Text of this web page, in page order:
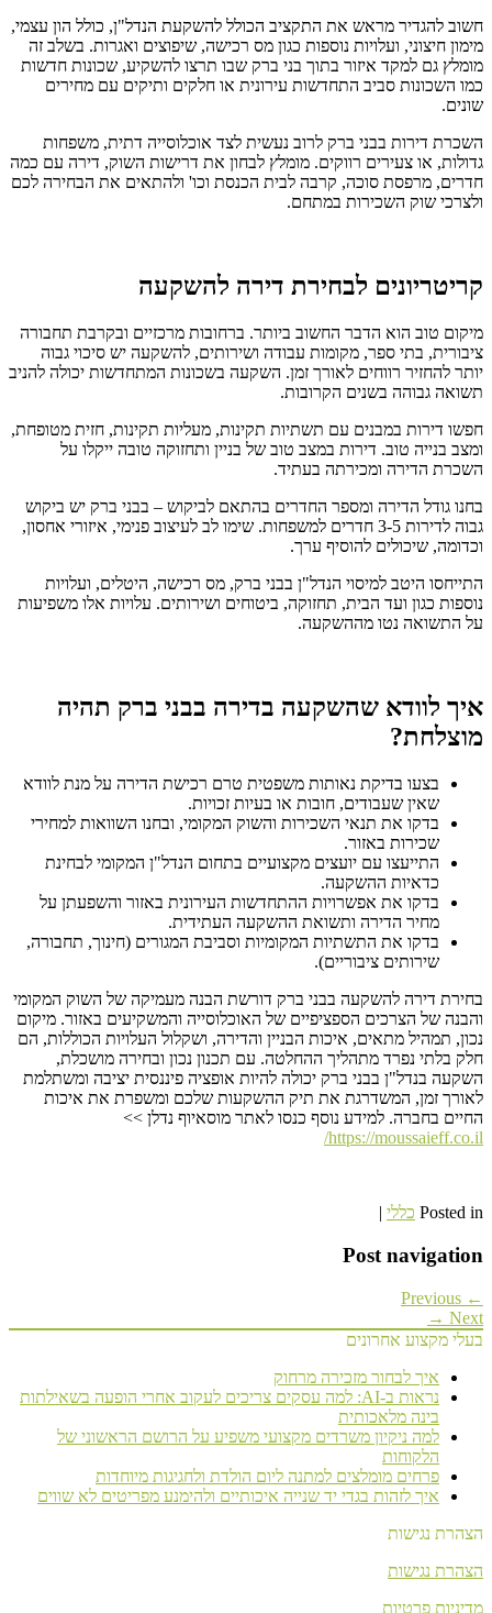
חשוב להגדיר מראש את התקציב הכולל להשקעת הנדל"ן, כולל הון עצמי,
מימון חיצוני, ועלויות נוספות כגון מס רכישה, שיפוצים ואגרות. בשלב זה
מומלץ גם למקד איזור בתוך בני ברק שבו תרצו להשקיע, שכונות חדשות
כמו השכונות סביב התחדשות עירונית או חלקים ותיקים עם מחירים
שונים.​
השכרת דירות בבני ברק לרוב נעשית לצד אוכלוסייה דתית, משפחות
גדולות, או צעירים רווקים. מומלץ לבחון את דרישות השוק, דירה עם כמה
חדרים, מרפסת סוכה, קרבה לבית הכנסת וכו' ולהתאים את הבחירה לכם
ולצרכי שוק השכירות במתחם.​
קריטריונים לבחירת דירה להשקעה
מיקום טוב הוא הדבר החשוב ביותר. ברחובות מרכזיים ובקרבת תחבורה
ציבורית, בתי ספר, מקומות עבודה ושירותים, להשקעה יש סיכוי גבוה
יותר להחזיר רווחים לאורך זמן. השקעה בשכונות המתחדשות יכולה להניב
תשואה גבוהה בשנים הקרובות.​
חפשו דירות במבנים עם תשתיות תקינות, מעליות תקינות, חזית מטופחת,
ומצב בנייה טוב. דירות במצב טוב של בניין ותחזוקה טובה ייקלו על
השכרת הדירה ומכירתה בעתיד.​
בחנו גודל הדירה ומספר החדרים בהתאם לביקוש – בבני ברק יש ביקוש
גבוה לדירות 3-5 חדרים למשפחות. שימו לב לעיצוב פנימי, איזורי אחסון,
וכדומה, שיכולים להוסיף ערך.​
התייחסו היטב למיסוי הנדל"ן בבני ברק, מס רכישה, היטלים, ועלויות
נוספות כגון ועד הבית, תחזוקה, ביטוחים ושירותים. עלויות אלו משפיעות
על התשואה נטו מההשקעה.​
איך לוודא שהשקעה בדירה בבני ברק תהיה
מוצלחת?
בצעו בדיקת נאותות משפטית טרם רכישת הדירה על מנת לוודא
שאין שעבודים, חובות או בעיות זכויות.
בדקו את תנאי השכירות והשוק המקומי, ובחנו השוואות למחירי
שכירות באזור.
התייעצו עם יועצים מקצועיים בתחום הנדל"ן המקומי לבחינת
כדאיות ההשקעה.
בדקו את אפשרויות ההתחדשות העירונית באזור והשפעתן על
מחיר הדירה ותשואת ההשקעה העתידית.
בדקו את התשתיות המקומיות וסביבת המגורים (חינוך, תחבורה,
שירותים ציבוריים).
בחירת דירה להשקעה בבני ברק דורשת הבנה מעמיקה של השוק המקומי
והבנה של הצרכים הספציפיים של האוכלוסייה והמשקיעים באזור. מיקום
נכון, תמהיל מתאים, איכות הבניין והדירה, ושקלול העלויות הכוללות, הם
חלק בלתי נפרד מתהליך ההחלטה. עם תכנון נכון ובחירה מושכלת,
השקעה בנדל"ן בבני ברק יכולה להיות אופציה פיננסית יציבה ומשתלמת
לאורך זמן, המשדרגת את תיק ההשקעות שלכם ומשפרת את איכות
החיים בחברה. למידע נוסף כנסו לאתר מוסאיוף נדלן >>
https://moussaieff.co.il/
Posted in כללי |
Post navigation
← Previous
Next →
בעלי מקצוע אחרונים
איך לבחור מזכירה מרחוק
נראות ב-AI: למה עסקים צריכים לעקוב אחרי הופעה בשאילתות
בינה מלאכותית
למה ניקיון משרדים מקצועי משפיע על הרושם הראשוני של
הלקוחות
פרחים מומלצים למתנה ליום הולדת ולחגיגות מיוחדות
איך לזהות בגדי יד שנייה איכותיים ולהימנע מפריטים לא שווים
הצהרת נגישות
הצהרת נגישות
מדיניות פרטיות